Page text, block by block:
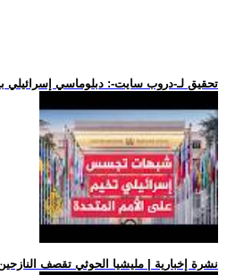
.. تحقيق لـ-دروب سايت-: دبلوماسي إسرائيلي
.. نشرة إخبارية | مليشيا الحوثي تقصف